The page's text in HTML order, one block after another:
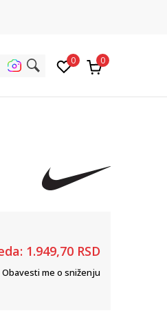
0 0
1.949,70 RSD
Obavesti me o sniženju